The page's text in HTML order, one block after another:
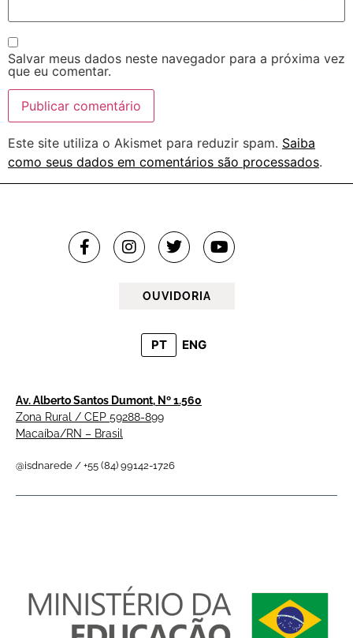
Salvar meus dados neste navegador para a próxima vez
que eu comentar.
Este site utiliza o Akismet para reduzir spam. Saiba
como seus dados em comentários são processados.
OUVIDORIA
PT ENG
Av. Alberto Santos Dumont, Nº 1.560
Zona Rural / CEP 59288-899
Macaíba/RN – Brasil
@isdnarede / +55 (84) 99142-1726